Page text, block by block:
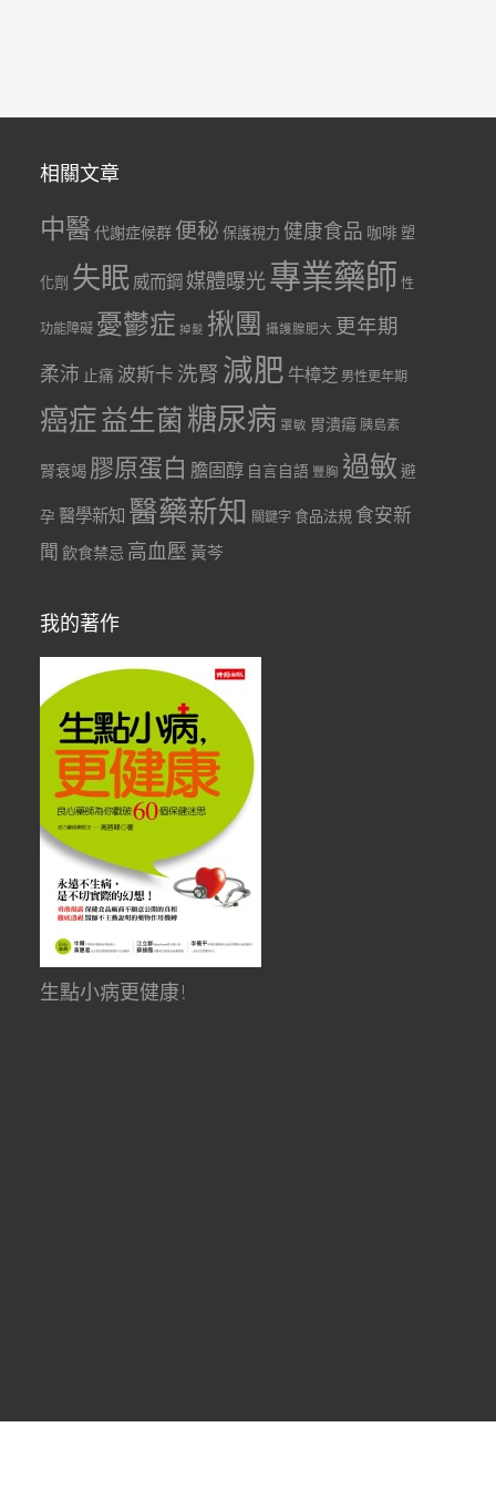
相關文章
中醫代謝症候群 便秘 保護視力 健康食品 咖啡 塑
化劑 失眠 威而鋼 媒體曝光專業藥師 性
功能障礙 憂鬱症 掉髮 揪團 攝護腺肥大 更年期
柔沛 止痛 波斯卡 洗腎 減肥 牛樟芝 男性更年期
癌症益生菌 糖尿病 罩敏 胃潰瘍 胰島素
腎衰竭 膠原蛋白 膽固醇 自言自語 豐胸 過敏 避
孕 醫學新知 醫藥新知 關鍵字 食品法規 食安新
聞 飲食禁忌 高血壓 黃芩
我的著作
生點小病更健康!